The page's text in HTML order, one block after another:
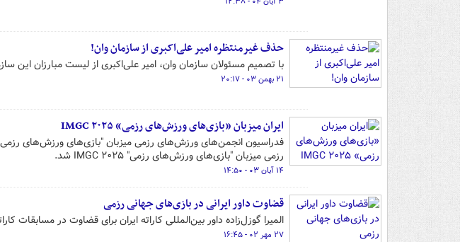
حذف غیرمنتظره امیر علی‌اکبری از سازمان وان‌!
با تصمیم مسئولان سازمان وان، امیر علی‌اکبری از لیست مبارزان این
۲۱ بهمن ۰۳ - ۲۰:۱۷
ایران میزبان «بازی‌های ورزش‌های رزمی» IMGC ۲۰۲۵
رزمی میزبان "بازی‌های ورزش‌های رزمی" IMGC ۲۰۲۵ شد.
۱۴ آبان ۰۳ - ۱۴:۵۰
قضاوت داور ایرانی در بازی‌های جهانی رزمی
المیرا گوزل‌زاده داور بین‌المللی کاراته ایران برای قضاوت در
۲۷ مهر ۰۲ - ۱۶:۴۵